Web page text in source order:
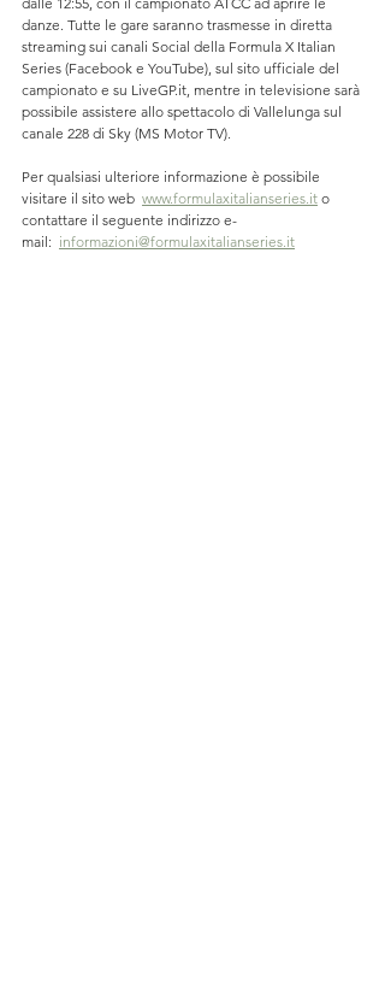
danze. Tutte le gare saranno trasmesse in diretta
streaming sui canali Social della Formula X Italian
Series (Facebook e YouTube), sul sito ufficiale del
campionato e su LiveGP.it, mentre in televisione sarà
possibile assistere allo spettacolo di Vallelunga sul
canale 228 di Sky (MS Motor TV).
Per qualsiasi ulteriore informazione è possibile
visitare il sito web www.formulaxitalianseries.it o
contattare il seguente indirizzo e-
mail: informazioni@formulaxitalianseries.it